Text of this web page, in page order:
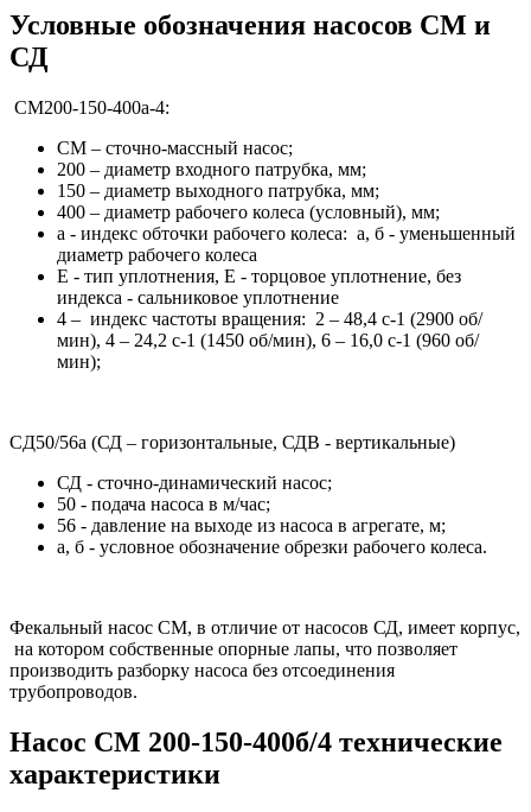
Условные обозначения насосов СМ и
СД
СМ200-150-400а-4:
СМ – сточно-массный насос;
200 – диаметр входного патрубка, мм;
150 – диаметр выходного патрубка, мм;
400 – диаметр рабочего колеса (условный), мм;
а - индекс обточки рабочего колеса: а, б - уменьшенный
диаметр рабочего колеса
Е - тип уплотнения, Е - торцовое уплотнение, без
индекса - сальниковое уплотнение
4 – индекс частоты вращения: 2 – 48,4 с-1 (2900 об/
мин), 4 – 24,2 с-1 (1450 об/мин), 6 – 16,0 с-1 (960 об/
мин);
CД50/56а (СД – горизонтальные, СДВ - вертикальные)
СД - сточно-динамический насос;
50 - подача насоса в м/час;
56 - давление на выходе из насоса в агрегате, м;
а, б - условное обозначение обрезки рабочего колеса.
Фекальный насос СМ, в отличие от насосов СД, имеет корпус,
на котором собственные опорные лапы, что позволяет
производить разборку насоса без отсоединения
трубопроводов.
Насос СМ 200-150-400б/4 технические
характеристики